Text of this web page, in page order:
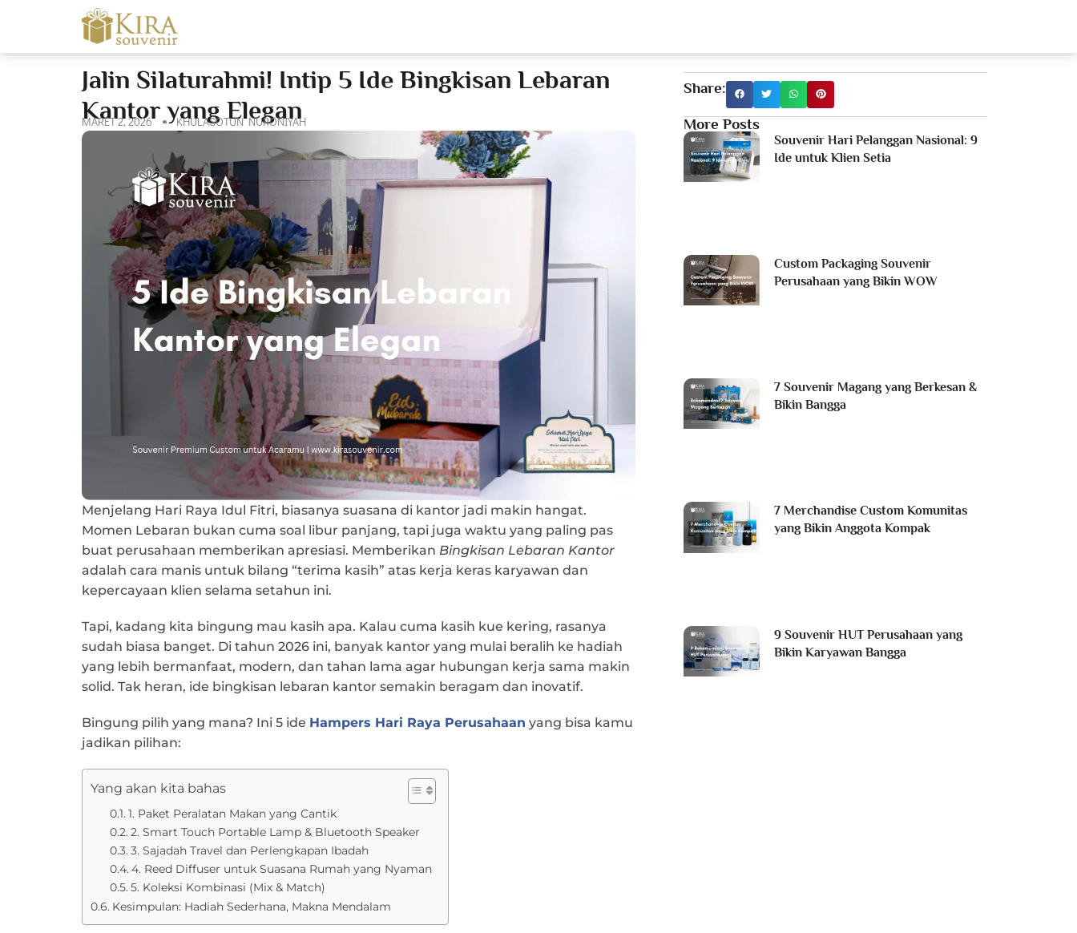
Jalin Silaturahmi! Intip 5 Ide Bingkisan Lebaran
Kantor yang Elegan
MARET 2, 2026 KHULASOTUN NURONIYAH
Menjelang Hari Raya Idul Fitri, biasanya suasana di kantor jadi makin hangat.
Momen Lebaran bukan cuma soal libur panjang, tapi juga waktu yang paling pas
buat perusahaan memberikan apresiasi. Memberikan Bingkisan Lebaran Kantor
adalah cara manis untuk bilang “terima kasih” atas kerja keras karyawan dan
kepercayaan klien selama setahun ini.
Tapi, kadang kita bingung mau kasih apa. Kalau cuma kasih kue kering, rasanya
sudah biasa banget. Di tahun 2026 ini, banyak kantor yang mulai beralih ke hadiah
yang lebih bermanfaat, modern, dan tahan lama agar hubungan kerja sama makin
solid. Tak heran, ide bingkisan lebaran kantor semakin beragam dan inovatif.
Bingung pilih yang mana? Ini 5 ide Hampers Hari Raya Perusahaan yang bisa kamu
jadikan pilihan:
Yang akan kita bahas
1. Paket Peralatan Makan yang Cantik
2. Smart Touch Portable Lamp & Bluetooth Speaker
3. Sajadah Travel dan Perlengkapan Ibadah
4. Reed Diffuser untuk Suasana Rumah yang Nyaman
5. Koleksi Kombinasi (Mix & Match)
Kesimpulan: Hadiah Sederhana, Makna Mendalam
Share:
More Posts
Souvenir Hari Pelanggan Nasional: 9
Ide untuk Klien Setia
Custom Packaging Souvenir
Perusahaan yang Bikin WOW
7 Souvenir Magang yang Berkesan &
Bikin Bangga
7 Merchandise Custom Komunitas
yang Bikin Anggota Kompak
9 Souvenir HUT Perusahaan yang
Bikin Karyawan Bangga